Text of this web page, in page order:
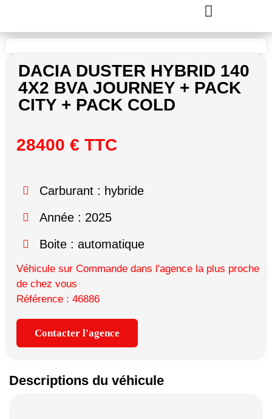
DACIA DUSTER HYBRID 140
4X2 BVA JOURNEY + PACK
CITY + PACK COLD
28400 € TTC
Carburant : hybride
Année : 2025
Boite : automatique
Véhicule sur Commande dans l'agence la plus proche
de chez vous
Référence : 46886
Contacter l'agence
Descriptions du véhicule